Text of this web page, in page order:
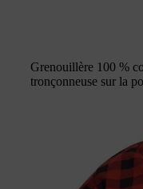
Grenouillère 100 %
tronçonneuse sur la